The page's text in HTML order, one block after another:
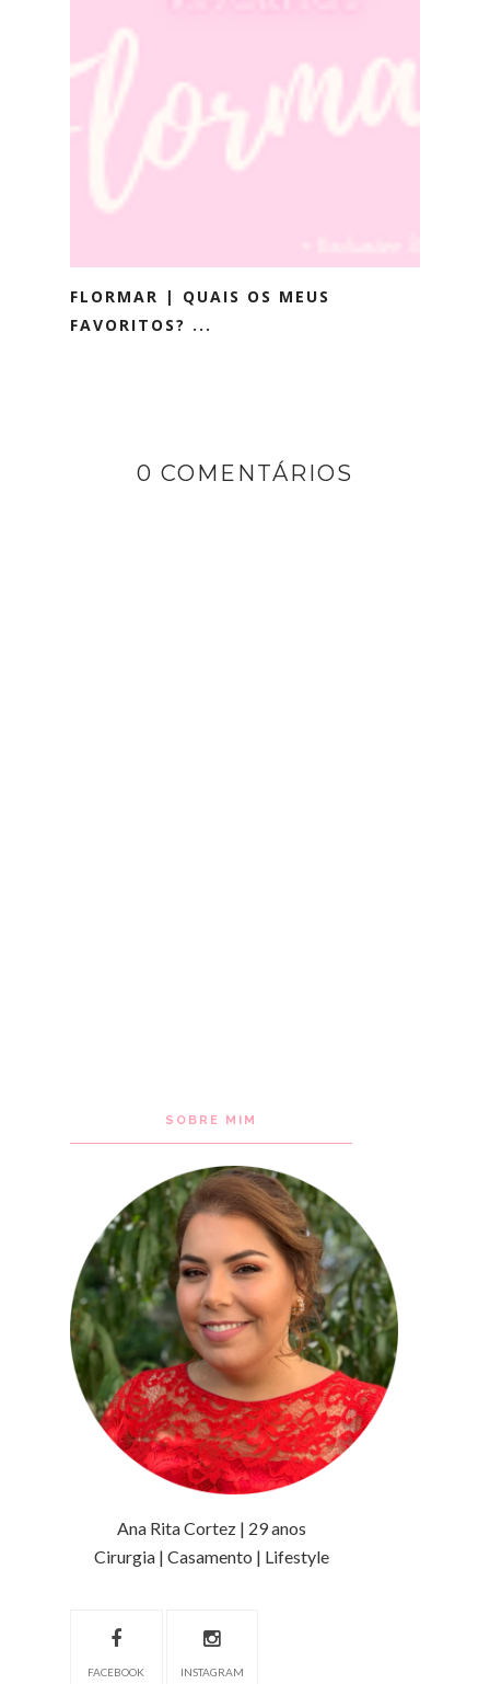
FLORMAR | QUAIS OS MEUS
FAVORITOS? ...
0 COMENTÁRIOS
SOBRE MIM
Ana Rita Cortez | 29 anos
Cirurgia | Casamento | Lifestyle
FACEBOOK INSTAGRAM